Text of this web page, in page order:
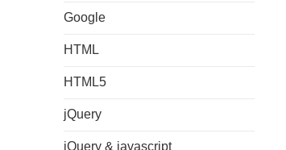
Google
HTML
HTML5
jQuery
jQuery & javascript